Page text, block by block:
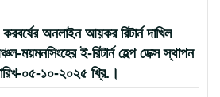
অনলাইন আয়কর রিটার্ন দাখিল
ময়মনসিংহের ই-রিটার্ন হেল্প ডেক্স স্থাপন
০৫-১০-২০২৫ খ্রি.।